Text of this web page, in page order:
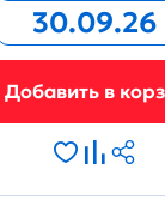
30.09.26